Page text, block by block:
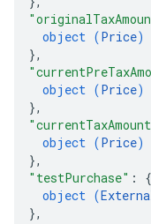
object (Price)
},
object (Price)
},
object (Price)
},
"testPurchase" : {
object (
},